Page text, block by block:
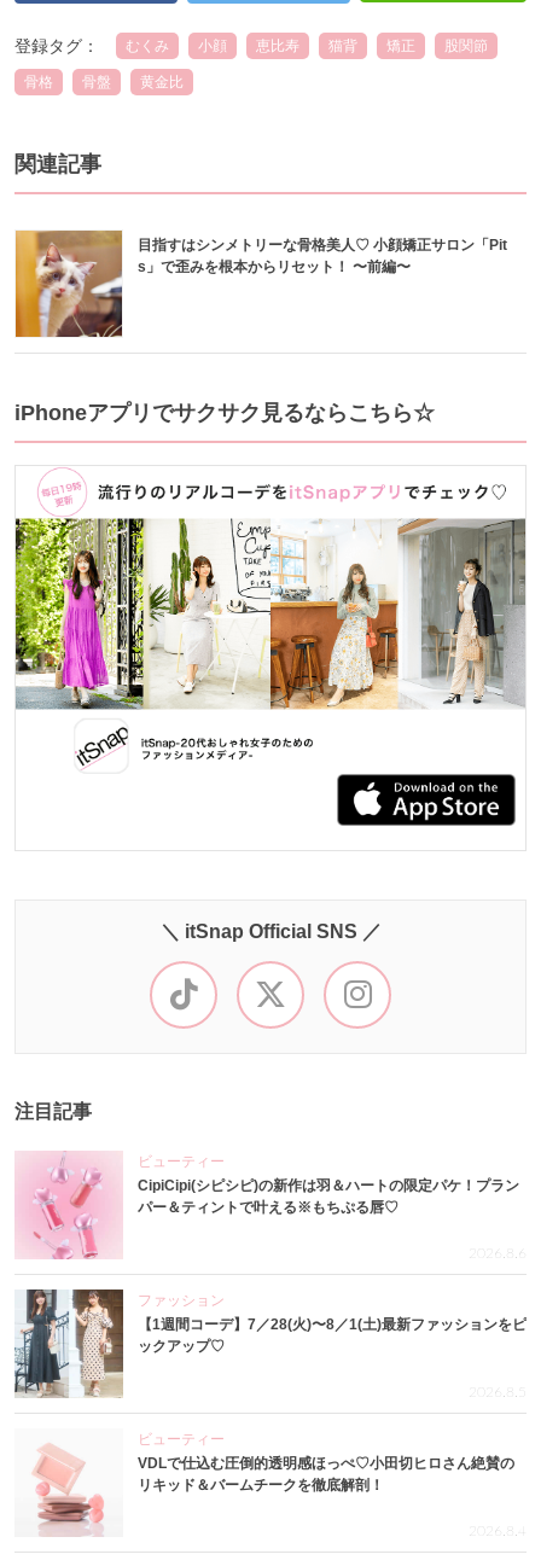
登録タグ： むくみ 小顔 恵比寿 猫背 矯正 股関節
骨格 骨盤 黄金比
関連記事
目指すはシンメトリーな骨格美人♡ 小顔矯正サロン「Pit
s」で歪みを根本からリセット！ 〜前編〜
iPhoneアプリでサクサク見るならこちら☆
＼ itSnap Official SNS ／
注目記事
ビューティー
CipiCipi(シピシピ)の新作は羽＆ハートの限定パケ！プラン
パー＆ティントで叶える※もちぷる唇♡
2026.8.6
ファッション
【1週間コーデ】7／28(火)〜8／1(土)最新ファッションをピ
ックアップ♡
2026.8.5
ビューティー
VDLで仕込む圧倒的透明感ほっぺ♡小田切ヒロさん絶賛の
リキッド＆バームチークを徹底解剖！
2026.8.4